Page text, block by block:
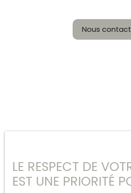
Nous
LE RESPECT DE
EST UNE PRIORITÉ